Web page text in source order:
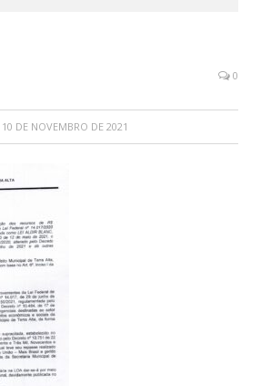
0
10 DE NOVEMBRO DE 2021